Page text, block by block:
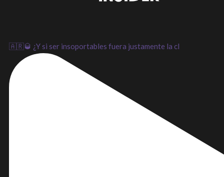
🇦🇷🥃 ¿Y si ser insoportables fuera justamente la cl